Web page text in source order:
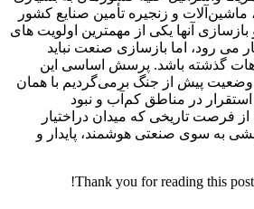
ماشین‌آلات و زنجیره تأمین صنایع کشور
آنها یکی از مهمترین اولویت های
رود، اما بازسازی صنعت نباید
گذشته باشد. پرسش اساسی این
وضعیت پیش از جنگ برمی‌گردیم با همان
در مناطق کم‌آب و نبود
از فرصت تاریخی که میدان دراختیار
به سوی صنعتی هوشمند، پایدار و
Thank you for reading this